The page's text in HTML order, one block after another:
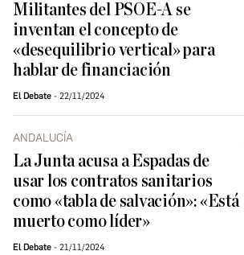
Militantes del PSOE-A se
inventan el concepto de
«desequilibrio vertical» para
hablar de financiación
El Debate 22/11/2024
ANDALUCÍA
La Junta acusa a Espadas de
usar los contratos sanitarios
como «tabla de salvación»: «Está
muerto como líder»
El Debate 21/11/2024